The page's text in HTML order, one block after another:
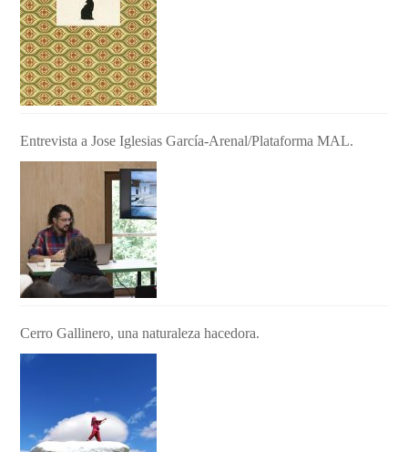
Entrevista a Jose Iglesias García-Arenal/Plataforma MAL.
Cerro Gallinero, una naturaleza hacedora.